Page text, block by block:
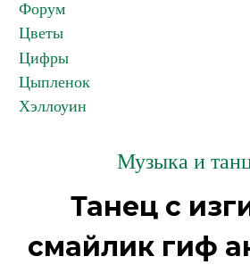
Форум
Цветы
Цифры
Цыпленок
Хэллоуин
Музыка и
Танец с
смайлик гиф